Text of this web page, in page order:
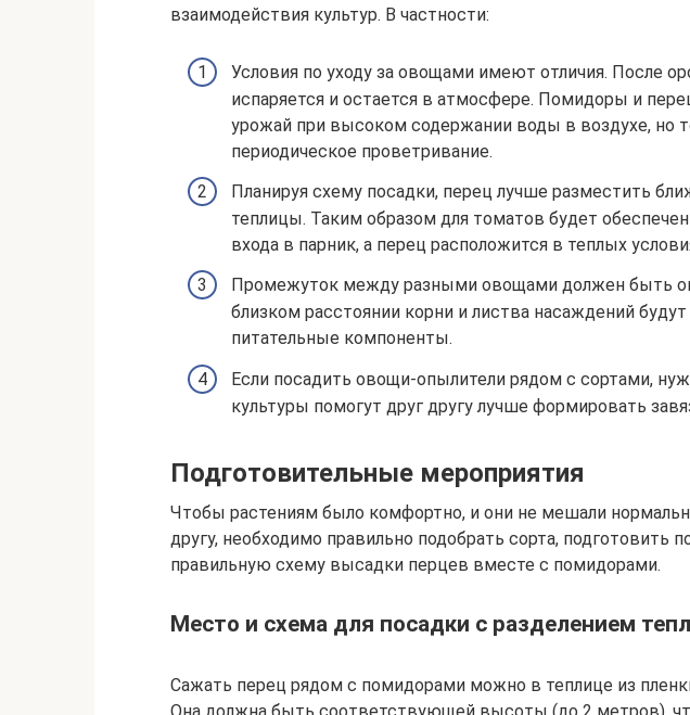
взаимодействия культур. В частности:
Условия по уходу за овощами имеют отличия. После
испаряется и остается в атмосфере. Помидоры и
урожай при высоком содержании воды в воздухе, но
периодическое проветривание.
Планируя схему посадки, перец лучше разместить
теплицы. Таким образом для томатов будет
входа в парник, а перец расположится в теплых
Промежуток между разными овощами должен быть
близком расстоянии корни и листва насаждений
питательные компоненты.
Если посадить овощи-опылители рядом с сортами,
культуры помогут друг другу лучше формировать
Подготовительные мероприятия
Чтобы растениям было комфортно, и они не мешали
другу, необходимо правильно подобрать сорта, подготовить
правильную схему высадки перцев вместе с помидорами.
Место и схема для посадки с разделением
Сажать перец рядом с помидорами можно в теплице из